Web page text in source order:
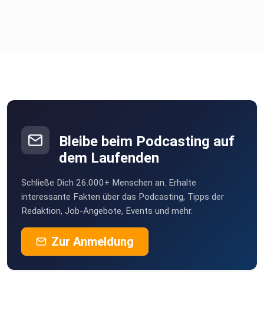
Bleibe beim Podcasting auf
dem Laufenden
Schließe Dich 26.000+ Menschen an. Erhalte
interessante Fakten über das Podcasting, Tipps der
Redaktion, Job-Angebote, Events und mehr.
Zur Anmeldung